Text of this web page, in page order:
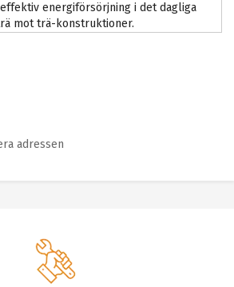
energiförsörjning i det dagliga
mot trä-konstruktioner.
adressen